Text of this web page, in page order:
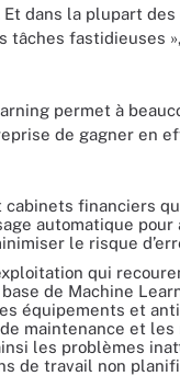
dans la plupart des
tâches fastidieuses
permet à
de gagner en
cabinets financiers
automatique
le risque
qui
de Machine
équipements et
maintenance et les
les problèmes
de travail non